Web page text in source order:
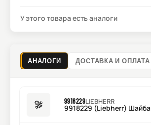
У этого товара есть аналоги
АНАЛОГИ ДОСТАВКА И ОПЛАТА
9918229LIEBHERR
9918229 (Liebherr) Шайба